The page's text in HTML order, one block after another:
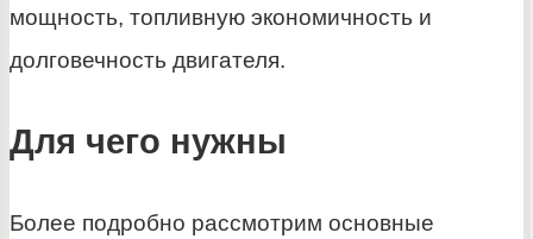
мощность, топливную экономичность и
долговечность двигателя.
Для чего нужны
Более подробно рассмотрим основные